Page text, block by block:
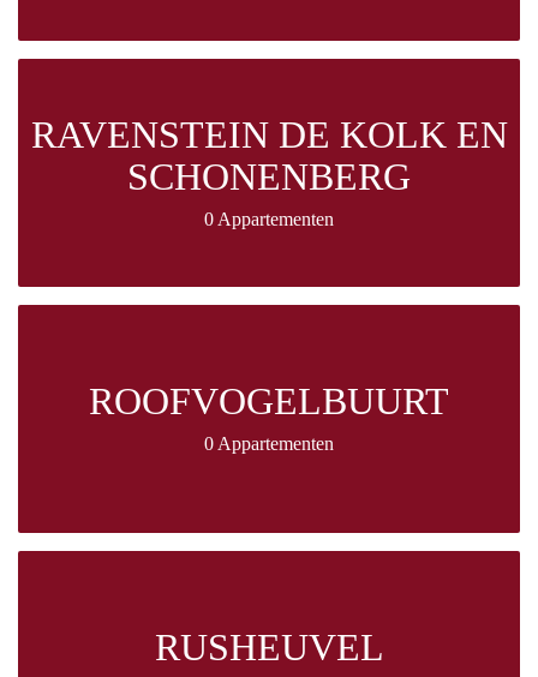
RAVENSTEIN DE KOLK EN
SCHONENBERG
0 Appartementen
ROOFVOGELBUURT
0 Appartementen
RUSHEUVEL